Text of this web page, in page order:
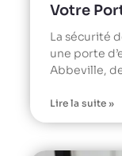
Votre
La sécurité
une porte
Abbeville,
Lire la suite »